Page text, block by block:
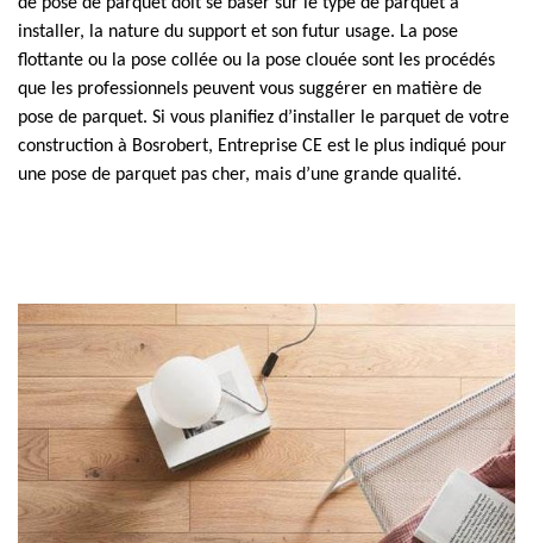
installer, la nature du support et son futur usage. La pose
flottante ou la pose collée ou la pose clouée sont les procédés
que les professionnels peuvent vous suggérer en matière de
pose de parquet. Si vous planifiez d’installer le parquet de votre
construction à Bosrobert, Entreprise CE est le plus indiqué pour
une pose de parquet pas cher, mais d’une grande qualité.